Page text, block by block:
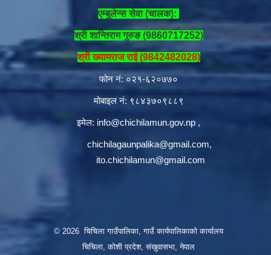
एम्बुलेन्स सेवा (चालक):
श्री शान्तिराम गुरुङ (9860717252)
श्री ख्यामराज राई (9842482028)
फोन नं: ०२१-६२०७७०
मोबाइल नं: ९८४३७०९८८९
इमेल: info@chichilamun.gov.np ,
chichilagaunpalika@gmail.com,
ito.chichilamun@gmail.com
© 2026 चिचिला गाउँपालिका, गाउँ कार्यपालिकाको कार्यालय
चिचिला, कोशी प्रदेश, संखुवासभा, नेपाल